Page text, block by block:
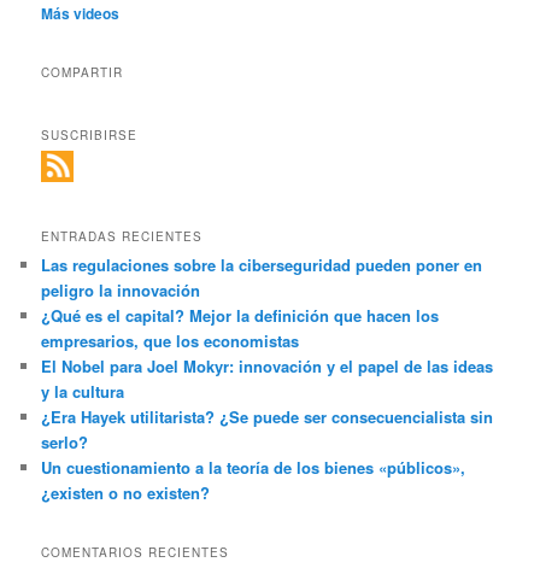
Más videos
COMPARTIR
SUSCRIBIRSE
ENTRADAS RECIENTES
Las regulaciones sobre la ciberseguridad pueden poner en
peligro la innovación
¿Qué es el capital? Mejor la definición que hacen los
empresarios, que los economistas
El Nobel para Joel Mokyr: innovación y el papel de las ideas
y la cultura
¿Era Hayek utilitarista? ¿Se puede ser consecuencialista sin
serlo?
Un cuestionamiento a la teoría de los bienes «públicos»,
¿existen o no existen?
COMENTARIOS RECIENTES